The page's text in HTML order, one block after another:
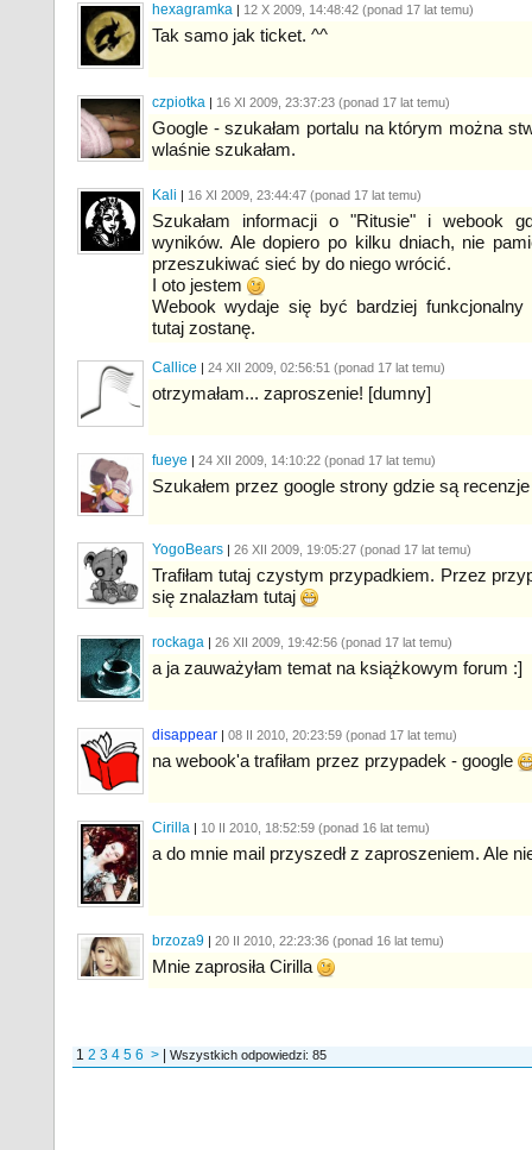
hexagramka | 12 X 2009, 14:48:42 (ponad 17 lat temu)
Tak samo jak ticket. ^^
czpiotka | 16 XI 2009, 23:37:23 (ponad 17 lat temu)
Google - szukałam portalu na którym można
wlaśnie szukałam.
Kali | 16 XI 2009, 23:44:47 (ponad 17 lat temu)
Szukałam informacji o "Ritusie" i webook
wyników. Ale dopiero po kilku dniach, nie
przeszukiwać sieć by do niego wrócić.
I oto jestem
Webook wydaje się być bardziej funkcjonalny
tutaj zostanę.
Callice | 24 XII 2009, 02:56:51 (ponad 17 lat temu)
otrzymałam... zaproszenie! [dumny]
fueye | 24 XII 2009, 14:10:22 (ponad 17 lat temu)
Szukałem przez google strony gdzie są
YogoBears | 26 XII 2009, 19:05:27 (ponad 17 lat temu)
Trafiłam tutaj czystym przypadkiem. Przez
się znalazłam tutaj
rockaga | 26 XII 2009, 19:42:56 (ponad 17 lat temu)
a ja zauważyłam temat na książkowym forum :]
disappear | 08 II 2010, 20:23:59 (ponad 17 lat temu)
na webook'a trafiłam przez przypadek - google
Cirilla | 10 II 2010, 18:52:59 (ponad 16 lat temu)
a do mnie mail przyszedł z zaproszeniem. Ale
brzoza9 | 20 II 2010, 22:23:36 (ponad 16 lat temu)
Mnie zaprosiła Cirilla
1 2 3 4 5 6 > Wszystkich odpowiedzi: 85